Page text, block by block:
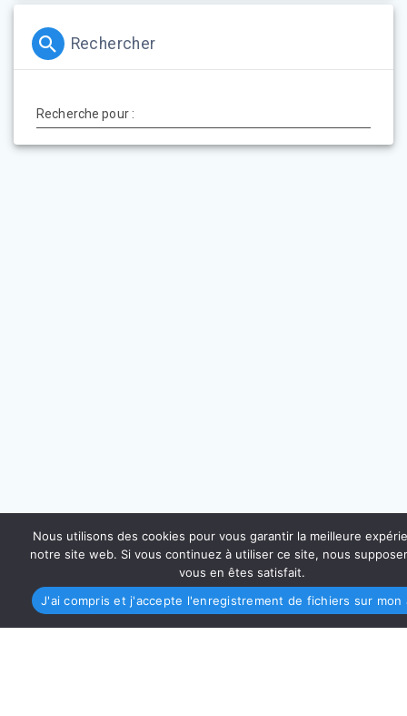
Rechercher
Recherche pour :
Nous utilisons des cookies pour vous garantir la meilleure
notre site web. Si vous continuez à utiliser ce site, nous
vous en êtes satisfait.
J'ai compris et j'accepte l'enregistrement de fichiers sur mon